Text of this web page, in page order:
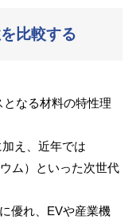
比較する
なる材料の特性理
え、近年では
ム）といった次世代
優れ、EVや産業機